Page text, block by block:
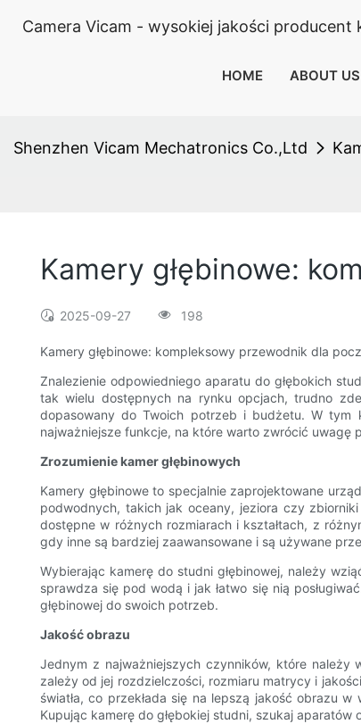
Camera Vicam - wysokiej jakości
HOME ABOUT US
Shenzhen Vicam Mechatronics Co.,Ltd
Kamery głębinowe:
2025-09-27 198
Kamery głębinowe: kompleksowy przewodnik dla
Znalezienie odpowiedniego aparatu do głębokich
tak wielu dostępnych na rynku opcjach, trudno
dopasowany do Twoich potrzeb i budżetu. W tym
najważniejsze funkcje, na które warto zwrócić uwagę
Zrozumienie kamer głębinowych
Kamery głębinowe to specjalnie zaprojektowane
podwodnych, takich jak oceany, jeziora czy
dostępne w różnych rozmiarach i kształtach, z
gdy inne są bardziej zaawansowane i są używane
Wybierając kamerę do studni głębinowej, należy
sprawdza się pod wodą i jak łatwo się nią
głębinowej do swoich potrzeb.
Jakość obrazu
Jednym z najważniejszych czynników, które
zależy od jej rozdzielczości, rozmiaru matrycy i
światła, co przekłada się na lepszą jakość obrazu
Kupując kamerę do głębokiej studni, szukaj